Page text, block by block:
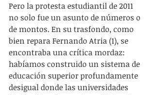
Pero la protesta estudiantil de 2011
no solo fue un asunto de números o
de montos. En su trasfondo, como
bien repara Fernando Atria (1), se
encontraba una crítica mordaz:
habíamos construido un sistema de
educación superior profundamente
desigual donde las universidades